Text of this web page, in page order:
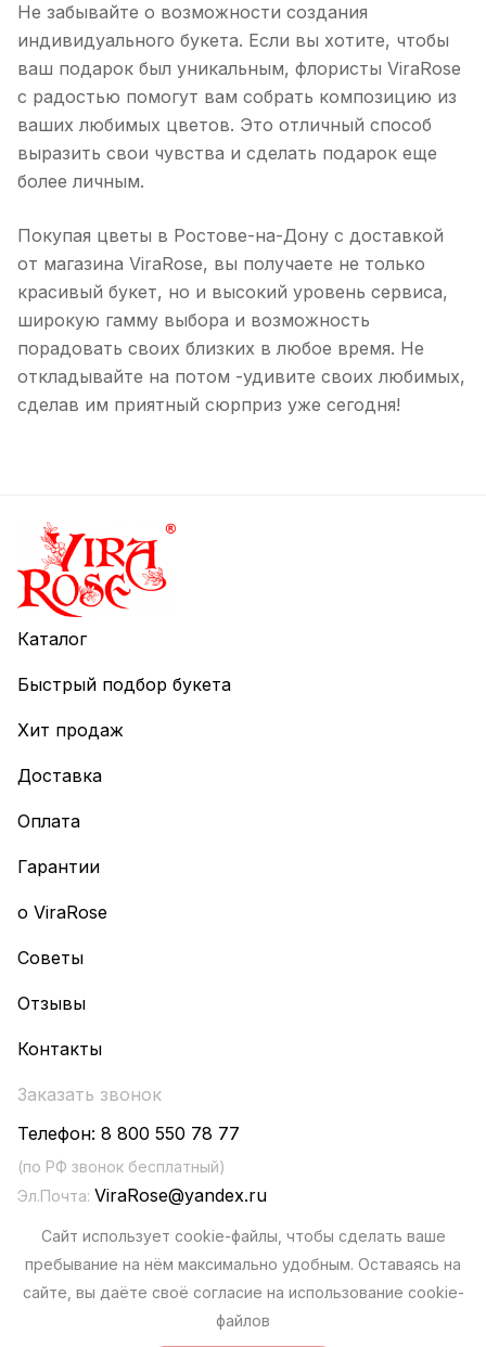
Сайт использует cookie-файлы, чтобы сделать ваше
пребывание на нём максимально удобным. Оставаясь на
сайте, вы даёте своё согласие на использование cookie-
файлов
Не забывайте о возможности создания
индивидуального букета. Если вы хотите, чтобы
ваш подарок был уникальным, флористы ViraRose
с радостью помогут вам собрать композицию из
ваших любимых цветов. Это отличный способ
выразить свои чувства и сделать подарок еще
более личным.
Покупая цветы в Ростове-на-Дону с доставкой
от магазина ViraRose, вы получаете не только
красивый букет, но и высокий уровень сервиса,
широкую гамму выбора и возможность
порадовать своих близких в любое время. Не
откладывайте на потом -удивите своих любимых,
сделав им приятный сюрприз уже сегодня!
Каталог
Быстрый подбор букета
Хит продаж
Доставка
Оплата
Гарантии
о ViraRose
Советы
Отзывы
Контакты
Заказать звонок
Телефон: 8 800 550 78 77
(по РФ звонок бесплатный)
Эл.Почта: ViraRose@yandex.ru
WhatsApp:+7-995-377-78-77